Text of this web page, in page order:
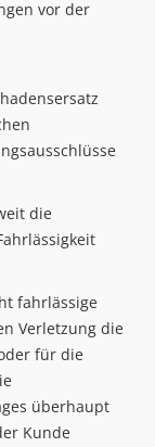
vor der
die
fahrlässige
Verletzung die
für die
überhaupt
Kunde